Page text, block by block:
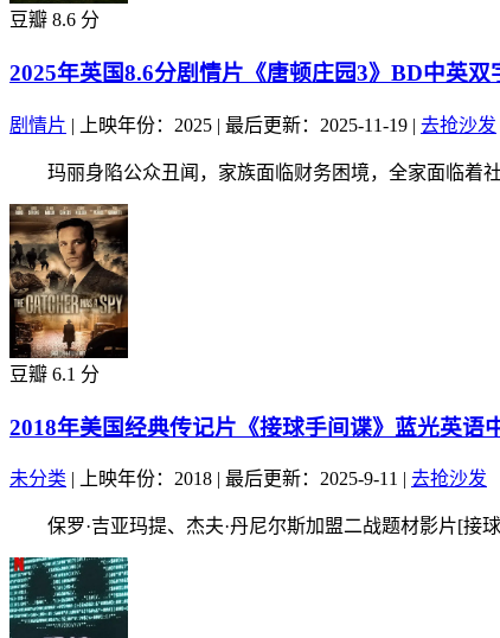
豆瓣 8.6 分
2025年英国8.6分剧情片《唐顿庄园3》BD中英双
剧情片 | 上映年份：2025 | 最后更新：2025-11-19 | 去抢沙发
玛丽身陷公众丑闻，家族面临财务困境，全家面临着社
豆瓣 6.1 分
2018年美国经典传记片《接球手间谍》蓝光英语
未分类 | 上映年份：2018 | 最后更新：2025-9-11 | 去抢沙发
保罗·吉亚玛提、杰夫·丹尼尔斯加盟二战题材影片[接球